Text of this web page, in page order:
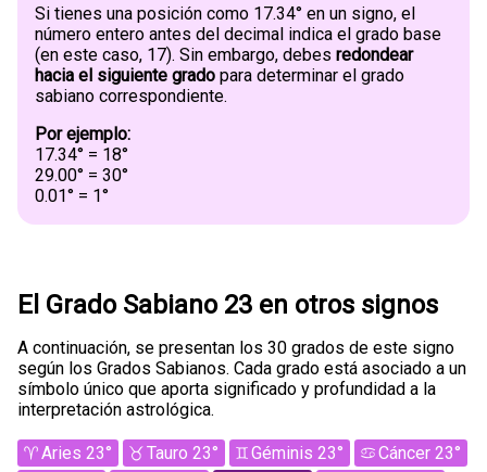
Si tienes una posición como 17.34° en un signo, el
número entero antes del decimal indica el grado base
(en este caso, 17). Sin embargo, debes redondear
hacia el siguiente grado para determinar el grado
sabiano correspondiente.
Por ejemplo:
17.34° = 18°
29.00° = 30°
0.01° = 1°
El Grado Sabiano 23 en otros signos
A continuación, se presentan los 30 grados de este signo
según los Grados Sabianos. Cada grado está asociado a un
símbolo único que aporta significado y profundidad a la
interpretación astrológica.
Aries 23° Tauro 23° Géminis 23°
Cáncer 23°